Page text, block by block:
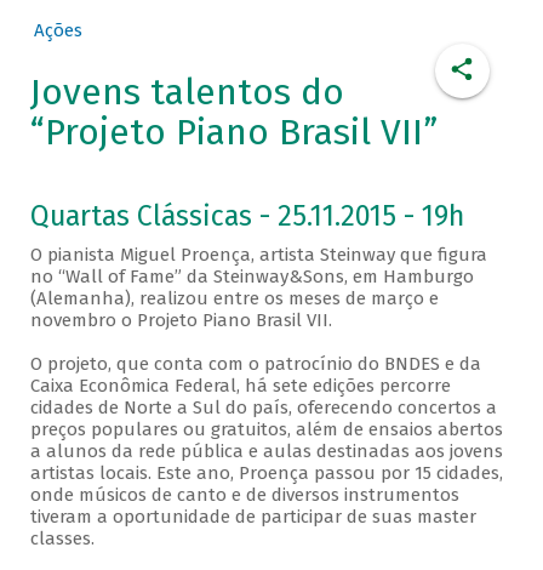
Ações
Jovens talentos do
“Projeto Piano Brasil VII”
Quartas Clássicas - 25.11.2015 - 19h
O pianista Miguel Proença, artista Steinway que figura
no “Wall of Fame” da Steinway&Sons, em Hamburgo
(Alemanha), realizou entre os meses de março e
novembro o Projeto Piano Brasil VII.
O projeto, que conta com o patrocínio do BNDES e da
Caixa Econômica Federal, há sete edições percorre
cidades de Norte a Sul do país, oferecendo concertos a
preços populares ou gratuitos, além de ensaios abertos
a alunos da rede pública e aulas destinadas aos jovens
artistas locais. Este ano, Proença passou por 15 cidades,
onde músicos de canto e de diversos instrumentos
tiveram a oportunidade de participar de suas master
classes.